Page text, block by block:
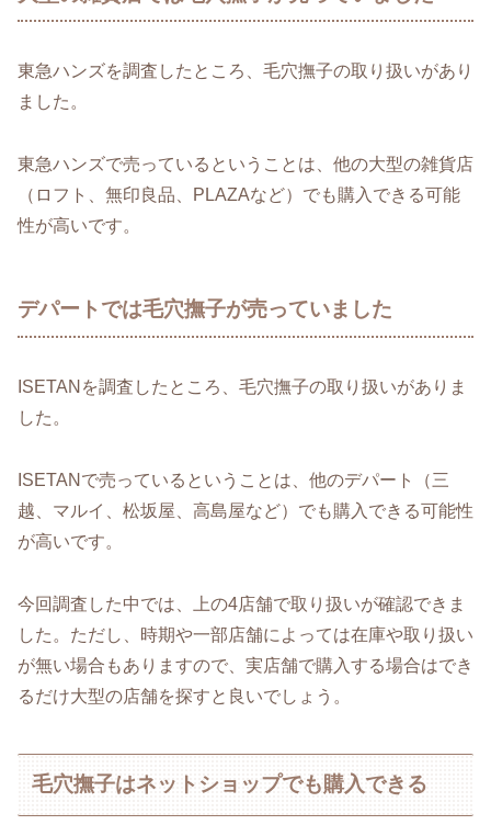
東急ハンズを調査したところ、毛穴撫子の取り扱いがあり
ました。
東急ハンズで売っているということは、他の大型の雑貨店
（ロフト、無印良品、PLAZAなど）でも購入できる可能
性が高いです。
デパートでは毛穴撫子が売っていました
ISETANを調査したところ、毛穴撫子の取り扱いがありま
した。
ISETANで売っているということは、他のデパート（三
越、マルイ、松坂屋、高島屋など）でも購入できる可能性
が高いです。
今回調査した中では、上の4店舗で取り扱いが確認できま
した。ただし、時期や一部店舗によっては在庫や取り扱い
が無い場合もありますので、実店舗で購入する場合はでき
るだけ大型の店舗を探すと良いでしょう。
毛穴撫子はネットショップでも購入できる